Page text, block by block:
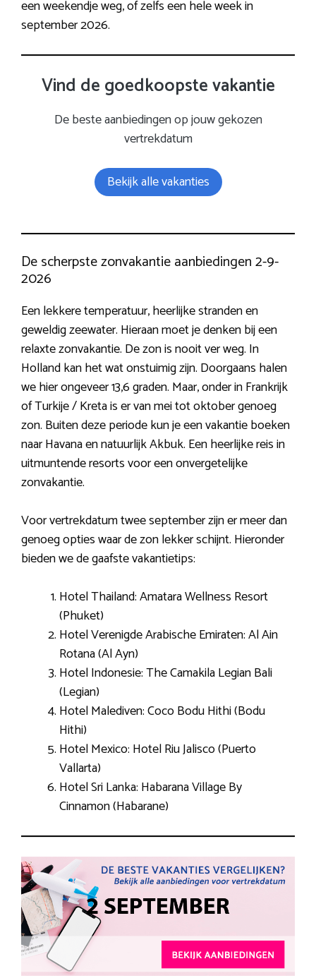
een weekendje weg, of zelfs een hele week in
september 2026.
Vind de goedkoopste vakantie
De beste aanbiedingen op jouw gekozen
vertrekdatum
Bekijk alle vakanties
De scherpste zonvakantie aanbiedingen 2-9-
2026
Een lekkere temperatuur, heerlijke stranden en
geweldig zeewater. Hieraan moet je denken bij een
relaxte zonvakantie. De zon is nooit ver weg. In
Holland kan het wat onstuimig zijn. Doorgaans halen
we hier ongeveer 13,6 graden. Maar, onder in Frankrijk
of Turkije / Kreta is er van mei tot oktober genoeg
zon. Buiten deze periode kun je een vakantie boeken
naar Havana en natuurlijk Akbuk. Een heerlijke reis in
uitmuntende resorts voor een onvergetelijke
zonvakantie.
Voor vertrekdatum twee september zijn er meer dan
genoeg opties waar de zon lekker schijnt. Hieronder
bieden we de gaafste vakantietips:
Hotel Thailand: Amatara Wellness Resort
(Phuket)
Hotel Verenigde Arabische Emiraten: Al Ain
Rotana (Al Ayn)
Hotel Indonesie: The Camakila Legian Bali
(Legian)
Hotel Malediven: Coco Bodu Hithi (Bodu
Hithi)
Hotel Mexico: Hotel Riu Jalisco (Puerto
Vallarta)
Hotel Sri Lanka: Habarana Village By
Cinnamon (Habarane)